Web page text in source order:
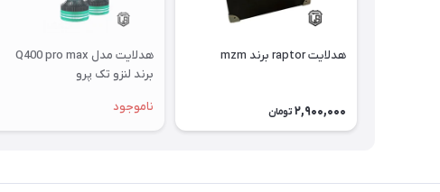
هدلایت raptor برند mzm
2,900,000 تومان
هدلایت مدل Q400 pro max
برند لنزو تک پرو
ناموجود